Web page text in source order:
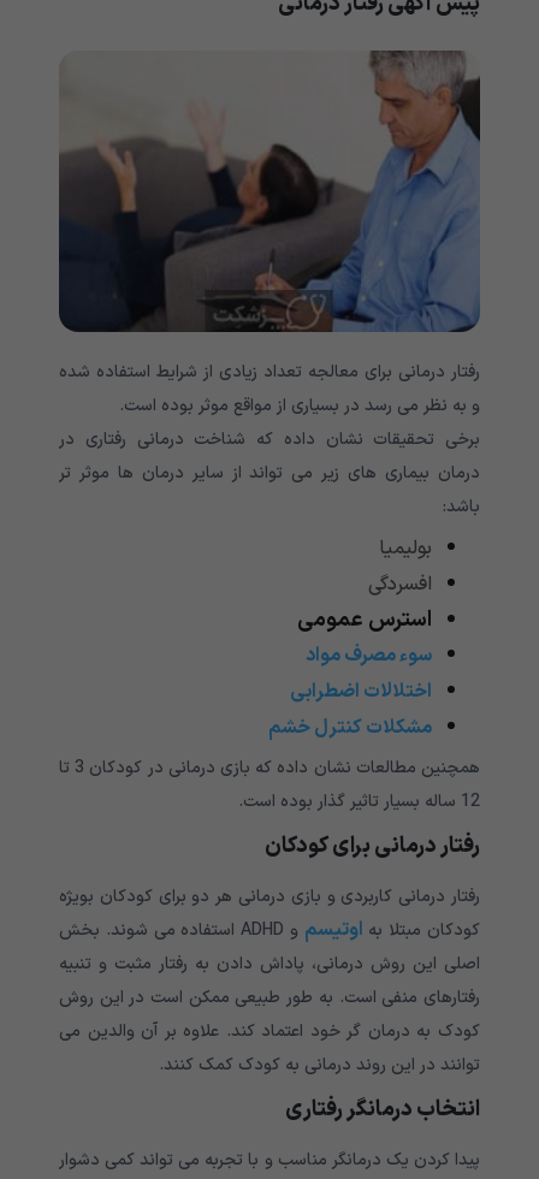
رفتار درمانی برای معالجه تعداد زیادی از شرایط استفاده شده
و به نظر می رسد در بسیاری از مواقع موثر بوده است.
برخی تحقیقات نشان داده که شناخت درمانی رفتاری در
درمان بیماری های زیر می تواند از سایر درمان ها موثر تر
باشد:
بولیمیا
افسردگی
استرس عمومی
سوء مصرف مواد
اختلالات اضطرابی
مشکلات کنترل خشم
همچنین مطالعات نشان داده که بازی درمانی در کودکان 3 تا
12 ساله بسیار تاثیر گذار بوده است.
رفتار درمانی برای کودکان
رفتار درمانی کاربردی و بازی درمانی هر دو برای کودکان بویژه
کودکان مبتلا به اوتیسم
و ADHD استفاده می شوند. بخش
اصلی این روش درمانی، پاداش دادن به رفتار مثبت و تنبیه
رفتارهای منفی است. به طور طبیعی ممکن است در این روش
کودک به درمان گر خود اعتماد کند. علاوه بر آن والدین می
توانند در این روند درمانی به کودک کمک کنند.
انتخاب درمانگر رفتاری
پیدا کردن یک درمانگر مناسب و با تجربه می تواند کمی دشوار